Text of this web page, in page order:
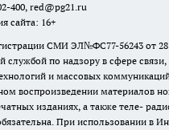
400, red@pg21.ru
сайта: 16+
СМИ ЭЛ№ФС77-56243 от 28
службой по надзору в сфере связи,
и массовых
воспроизведении материалов
изданиях, а также теле-
При использовании в